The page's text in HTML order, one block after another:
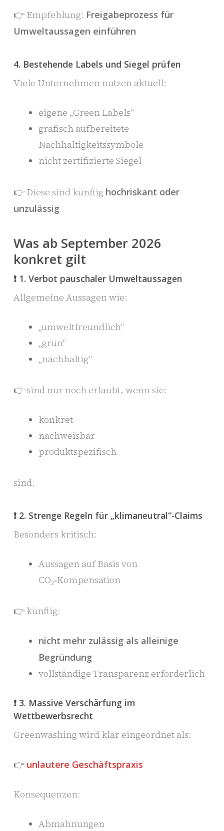
👉 Empfehlung: Freigabeprozess für
Umweltaussagen einführen
4. Bestehende Labels und Siegel prüfen
Viele Unternehmen nutzen aktuell:
eigene „Green Labels“
grafisch aufbereitete
Nachhaltigkeitssymbole
nicht zertifizierte Siegel
👉 Diese sind künftig hochriskant oder
unzulässig
Was ab September 2026
konkret gilt
❗ 1. Verbot pauschaler Umweltaussagen
Allgemeine Aussagen wie:
„umweltfreundlich“
„grün“
„nachhaltig“
👉 sind nur noch erlaubt, wenn sie:
konkret
nachweisbar
produktspezifisch
sind.
❗ 2. Strenge Regeln für „klimaneutral“-Claims
Besonders kritisch:
Aussagen auf Basis von
CO₂‑Kompensation
👉 künftig:
nicht mehr zulässig als alleinige
Begründung
vollständige Transparenz erforderlich
❗ 3. Massive Verschärfung im
Wettbewerbsrecht
Greenwashing wird klar eingeordnet als:
👉 unlautere Geschäftspraxis
Konsequenzen:
Abmahnungen